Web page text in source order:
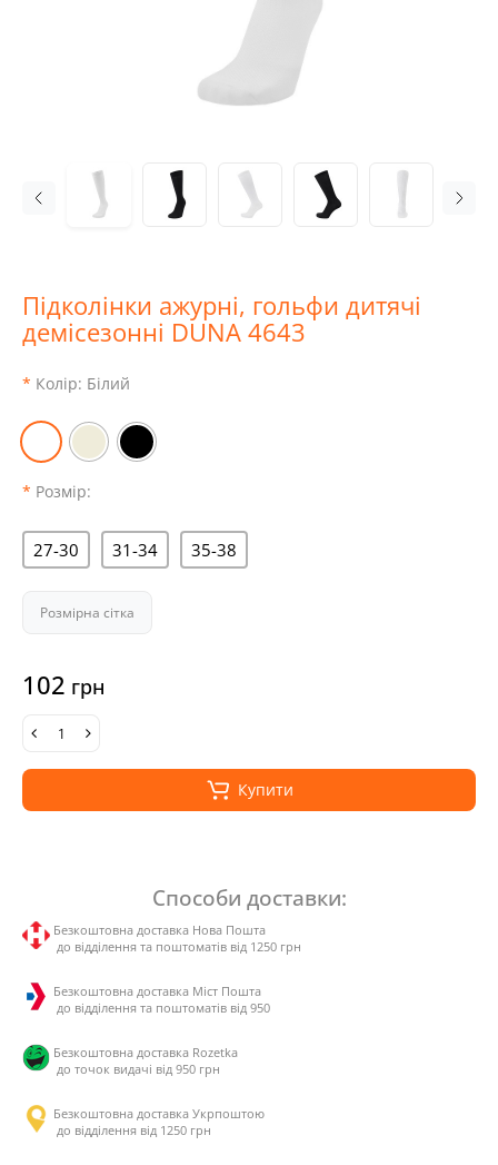
Підколінки ажурні, гольфи дитячі
демісезонні DUNA 4643
Колір: Білий
Розмір:
27-30 31-34 35-38
Розмірна сітка
102 грн
Купити
Способи доставки:
Безкоштовна доставка Нова Пошта
до відділення та поштоматів від 1250 грн
Безкоштовна доставка Міст Пошта
до відділення та поштоматів від 950
Безкоштовна доставка Rozetka
до точок видачі від 950 грн
Безкоштовна доставка Укрпоштою
до відділення від 1250 грн